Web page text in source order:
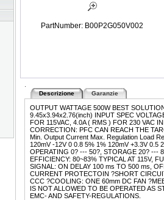
PartNumber: B00P2G050V002
Descrizione Garanzie
OUTPUT WATTAGE 500W BEST
9.45x3.94x2.76(inch) INPUT SPEC
FOR 115VAC, 4.0A ( RMS ) FOR 230 VAC
CORRECTION: PFC CAN REACH THE
Min. Output Current Max. Regulation Load
120mV -12V 0 0.8 5% 1% 120mV +3.3V 0.5
OPERATING 0? --- 50?, STORAGE 20? ---
EFFICIENCY: 80~83% TYPICAL AT 115V,
SIGNAL: ON DELAY 100 ms TO 500 ms,
CURRENT PROTECTOIN ?SHORT
CCC ?COOLING: ONE 60mm DC FAN
IS NOT ALLOWED TO BE OPERATED AS
EMC- AND SAFETY-REGULATIONS.